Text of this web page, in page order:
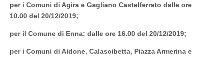
per i Comuni di Agira e Gagliano Castelferrato dalle ore
10.00 del 20/12/2019;
per il Comune di Enna: dalle ore 16.00 del 20/12/2019;
per i Comuni di Aidone, Calascibetta, Piazza Armerina e